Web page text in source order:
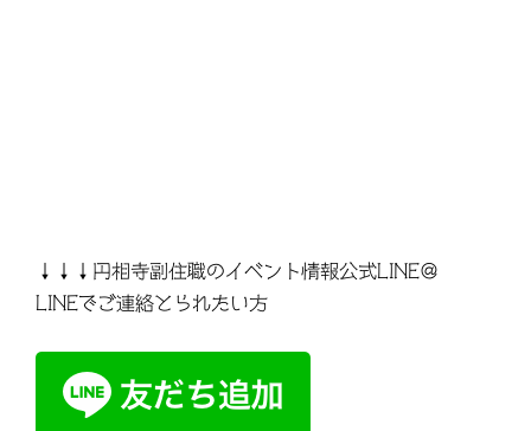
↓↓↓円相寺副住職のイベント情報公式LINE＠
LINEでご連絡とられたい方